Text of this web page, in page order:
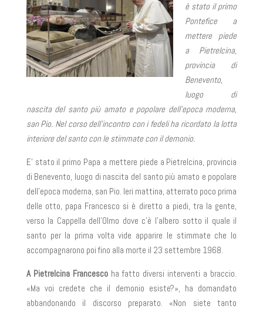
è stato il primo
Pontefice a
mettere piede
a Pietrelcina,
provincia di
Benevento,
luogo di
nascita del santo più amato e popolare dell’epoca moderna,
san Pio. Nel corso dell’incontro con i fedeli ha ricordato la lotta
interiore del santo con le stimmate con il demonio.
E’ stato il primo Papa a mettere piede a Pietrelcina, provincia
di Benevento, luogo di nascita del santo più amato e popolare
dell’epoca moderna, san Pio. Ieri mattina, atterrato poco prima
delle otto, papa Francesco si è diretto a piedi, tra la gente,
verso la Cappella dell’Olmo dove c’è l’albero sotto il quale il
santo per la prima volta vide apparire le stimmate che lo
accompagnarono poi fino alla morte il 23 settembre 1968.
A Pietrelcina Francescoha fatto diversi interventi a braccio.
«Ma voi credete che il demonio esiste?», ha domandato
abbandonando il discorso preparato. «Non siete tanto